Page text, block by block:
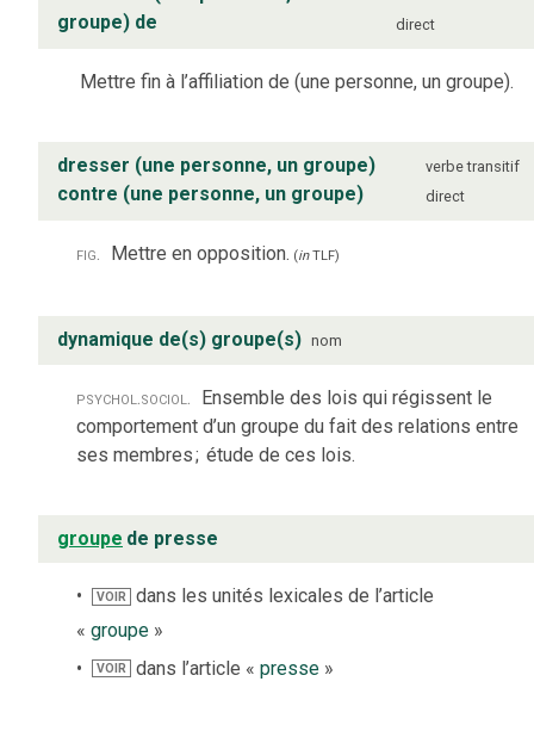
groupe) de
direct
Mettre fin à l’affiliation de (une personne, un groupe).
dresser (une personne, un groupe)
contre (une personne, un groupe)
verbe transitif
direct
fig. Mettre en opposition. (inTLF)
dynamique de(s) groupe(s) nom
psychol. sociol.
Ensemble des lois qui régissent le
comportement d’un groupe du fait des relations entre
ses membres; étude de ces lois.
groupe de presse
VOIR
dans les unités lexicales de l’article
« groupe »
VOIR dans l’article «presse »